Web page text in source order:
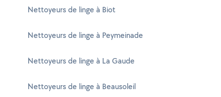
Nettoyeurs de linge à Biot
Nettoyeurs de linge à Peymeinade
Nettoyeurs de linge à La Gaude
Nettoyeurs de linge à Beausoleil